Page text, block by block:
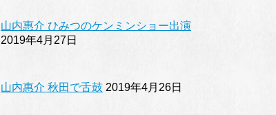
山内惠介 ひみつのケンミンショー出演
2019年4月27日
山内惠介 秋田で舌鼓 2019年4月26日